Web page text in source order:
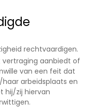
rechtvaardigen.
aanbiedt of
van een feit dat
arbeidsplaats en
hij/zij hiervan